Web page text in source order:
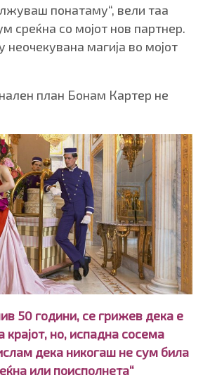
понатаму“, вели таа
среќна со мојот нов партнер.
магија во мојот
план Бонам Картер не
50 години, се грижев дека е
крајот, но, испадна сосема
дека никогаш не сум била
или поисполнета“